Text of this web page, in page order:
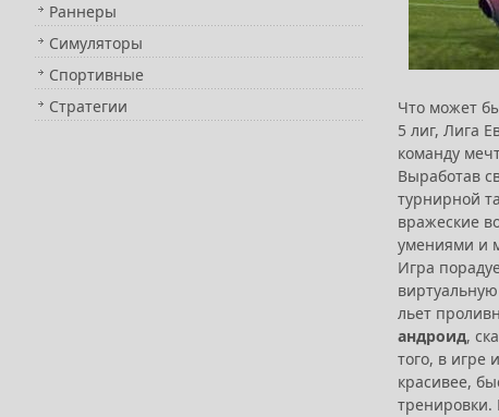
Что может
5 лиг, Лига
команду
Выработав
турнирной
вражеские
умениями и
Игра
льет
андроид,
того, в игре
красивее,
тренировки.
Раннеры
Симуляторы
Спортивные
Стратегии